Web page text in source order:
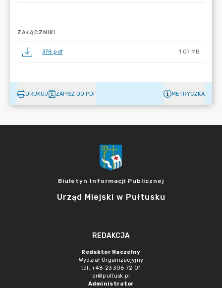
ZAŁĄCZNIKI
378.pdf 1.07 MB
DRUKUJ ZAPISZ DO PDF METRYCZKA
Biuletyn Informacji Publicznej
Urząd Miejski w Pułtusku
REDAKCJA
Redaktor Naczelny
Wydział Organizacjyjny
tel. +48 23 306 72 01
or@pultusk.pl
Administrator